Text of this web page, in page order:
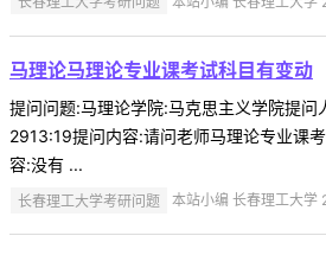
马理论马理论专业课考试科目有变动
提问问题:马理论学院:马克思主义学院提
2913:19提问内容:请问老师马理论专业课
容:没有 ...
长春理工大学考研问题 本站小编 长春理工大